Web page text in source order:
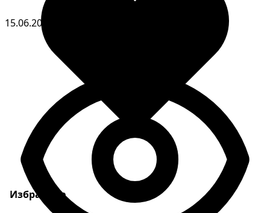
Избранное
15.06.2026